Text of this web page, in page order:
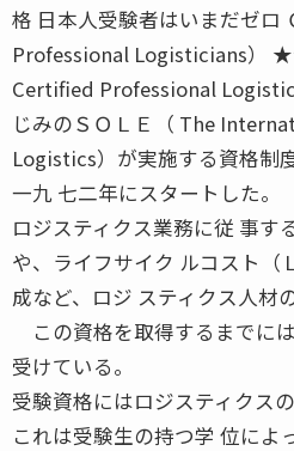
格 日本人受験者はいまだゼロ
Professional Logisticians
Certified Professional
じみのＳＯＬＥ（ The
Logistics）が実施する資格制度
一九 七二年にスタートした。
ロジスティクス業務に従 事す
や、ライフサイク ルコスト（
成など、ロジ スティクス人材
この資格を取得するまでに
受けている。
受験資格にはロジスティクス
これは受験生の持つ学 位によ